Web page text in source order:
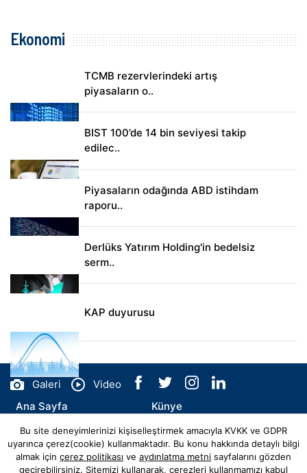
Ekonomi
TCMB rezervlerindeki artış
piyasaların o..
BIST 100’de 14 bin seviyesi takip
edilec..
Piyasaların odağında ABD istihdam
raporu..
Derlüks Yatırım Holding'in bedelsiz
serm..
KAP duyurusu
Galeri
Video
Ana Sayfa
Künye
İletişim
Bu site deneyimlerinizi kişiselleştirmek amacıyla KVKK ve GDPR
uyarınca çerez(cookie) kullanmaktadır. Bu konu hakkında detaylı bilgi
almak için çerez politikası ve aydınlatma metni sayfalarını gözden
geçirebilirsiniz. Sitemizi kullanarak, çerezleri kullanmamızı kabul